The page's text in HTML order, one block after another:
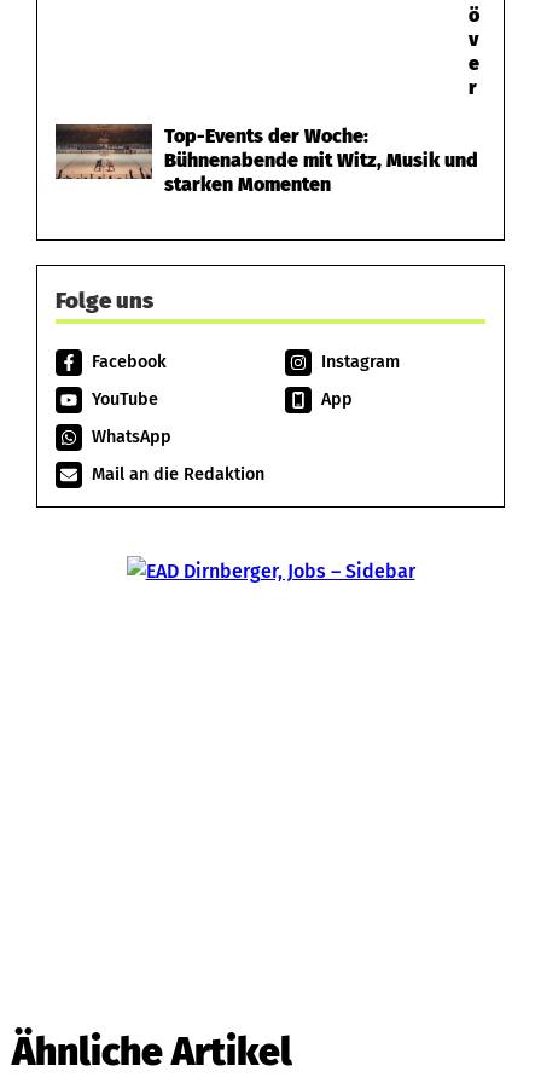
ö
v
e
r
Top-Events der Woche:
Bühnenabende mit Witz, Musik und
starken Momenten
Folge uns
Facebook
Instagram
YouTube
App
WhatsApp
Mail an die Redaktion
Ähnliche Artikel